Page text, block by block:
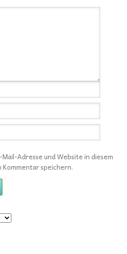
Mail-Adresse und Website in diesem
speichern.